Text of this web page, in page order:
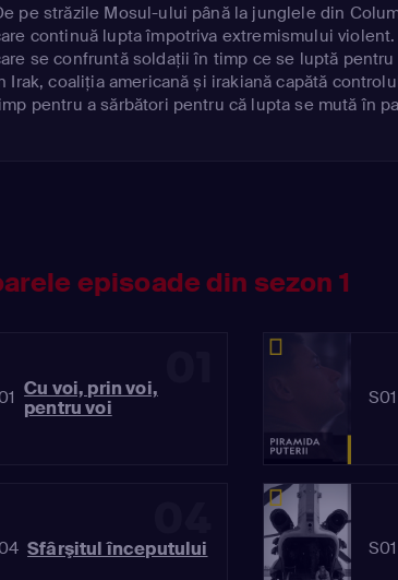
pe străzile Mosul-ului până la junglele din
continuă lupta împotriva extremismului
se confruntă soldații în timp ce se luptă
Irak, coaliția americană și irakiană capătă
pentru a sărbători pentru că lupta se mută în
episoade din sezon 1
Cu voi, prin voi,
pentru voi
Sfârşitul începutului